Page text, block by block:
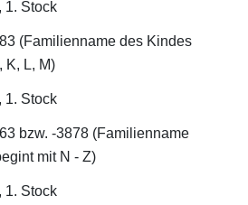
1. Stock
(Familienname des Kindes
K, L, M)
1. Stock
bzw. -3878 (Familienname
mit N - Z)
1. Stock